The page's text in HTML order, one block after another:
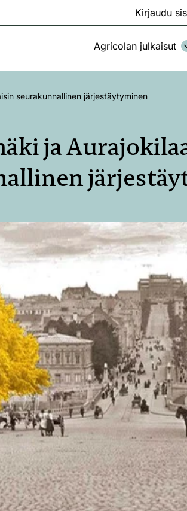
Kirjaudu
Agricolan julkaisut
seurakunnallinen järjestäytyminen
ja